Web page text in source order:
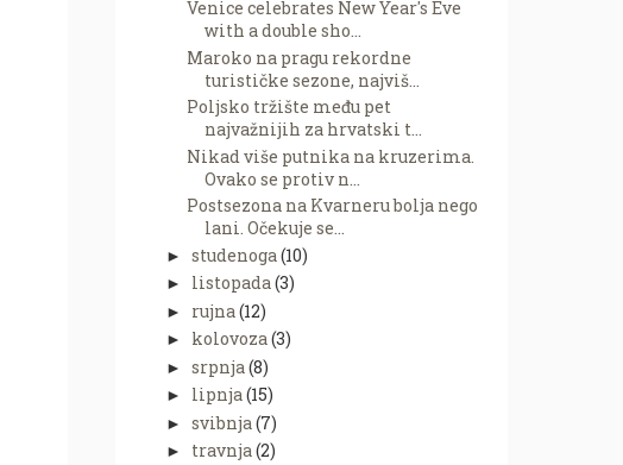
Venice celebrates New Year's Eve
with a double sho...
Maroko na pragu rekordne
turističke sezone, najviš...
Poljsko tržište među pet
najvažnijih za hrvatski t...
Nikad više putnika na kruzerima.
Ovako se protiv n...
Postsezona na Kvarneru bolja nego
lani. Očekuje se...
► studenoga (10)
► listopada(3)
► rujna (12)
► kolovoza(3)
► srpnja (8)
► lipnja(15)
► svibnja (7)
► travnja(2)